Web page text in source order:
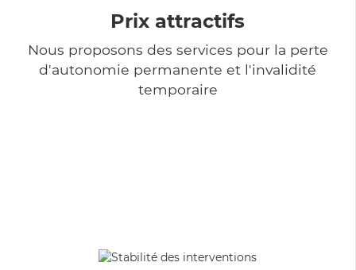
Prix attractifs
Nous proposons des services pour la perte
d'autonomie permanente et l'invalidité
temporaire